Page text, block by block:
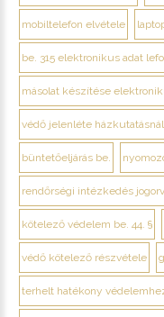
mobiltelefon elvétele
be. 315 elektronikus adat
másolat készítése
védő jelenléte házkutatásnál
büntetőeljárás be.
rendőrségi intézkedés
kötelező védelem be. 44. §
védő kötelező részvétele
terhelt hatékony